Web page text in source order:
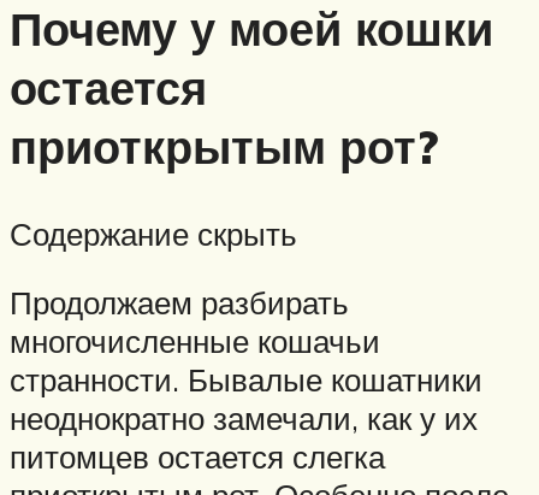
Почему у моей кошки
остается
приоткрытым рот?
Содержание скрыть
Продолжаем разбирать
многочисленные кошачьи
странности. Бывалые кошатники
неоднократно замечали, как у их
питомцев остается слегка